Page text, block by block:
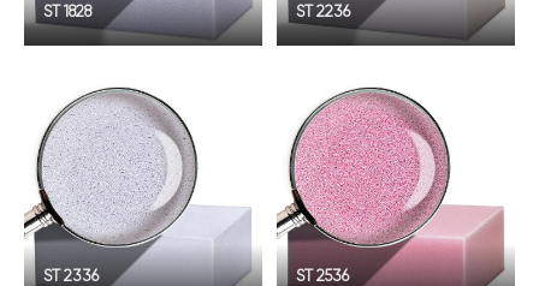
ST 1828 ST 2236
ST 2336 ST 2536